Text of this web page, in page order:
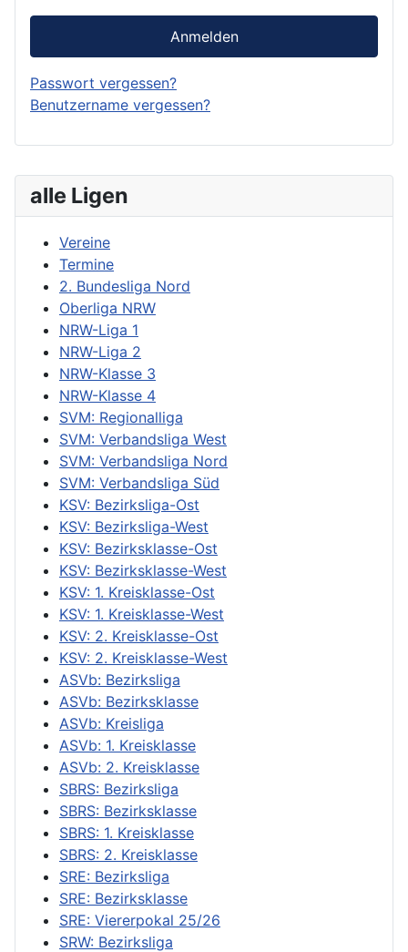
alle Ligen
Vereine
Termine
2. Bundesliga Nord
Oberliga NRW
NRW-Liga 1
NRW-Liga 2
NRW-Klasse 3
NRW-Klasse 4
SVM: Regionalliga
SVM: Verbandsliga West
SVM: Verbandsliga Nord
SVM: Verbandsliga Süd
KSV: Bezirksliga-Ost
KSV: Bezirksliga-West
KSV: Bezirksklasse-Ost
KSV: Bezirksklasse-West
KSV: 1. Kreisklasse-Ost
KSV: 1. Kreisklasse-West
KSV: 2. Kreisklasse-Ost
KSV: 2. Kreisklasse-West
ASVb: Bezirksliga
ASVb: Bezirksklasse
ASVb: Kreisliga
ASVb: 1. Kreisklasse
ASVb: 2. Kreisklasse
SBRS: Bezirksliga
SBRS: Bezirksklasse
SBRS: 1. Kreisklasse
SBRS: 2. Kreisklasse
SRE: Bezirksliga
SRE: Bezirksklasse
SRE: Viererpokal 25/26
SRW: Bezirksliga
Anmelden
Passwort vergessen?
Benutzername vergessen?